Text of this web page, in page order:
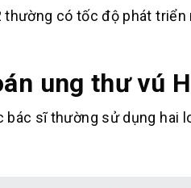
thường có tốc độ phát
ung thư vú
sĩ thường sử dụng hai